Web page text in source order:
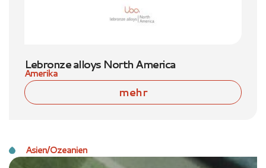
Lebronze alloys North America
Amerika
mehr
Asien/Ozeanien